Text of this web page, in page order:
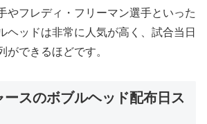
やフレディ・フリーマン選手といった
ヘッドは非常に人気が高く、試合当日
ができるほどです。
ースのボブルヘッド配布日ス